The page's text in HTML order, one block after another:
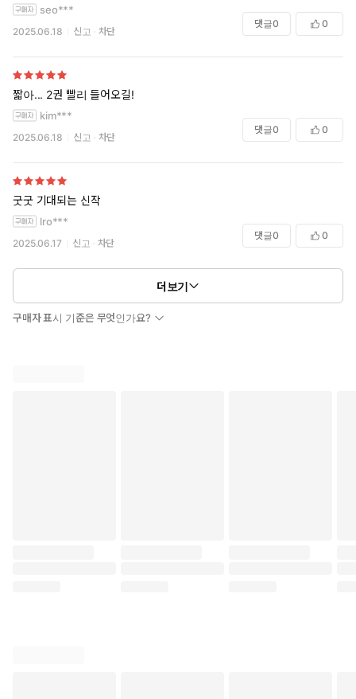
seo***
2025.06.18 신고 차단
댓글0 0
짧아... 2권 빨리 들어오길!
kim***
2025.06.18 신고 차단
댓글0 0
굿굿 기대되는 신작
lro***
2025.06.17 신고 차단
댓글0 0
더보기
구매자 표시 기준은 무엇인가요?